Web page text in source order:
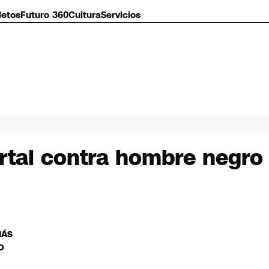
Futuro 360CulturaServicios
contra hombre